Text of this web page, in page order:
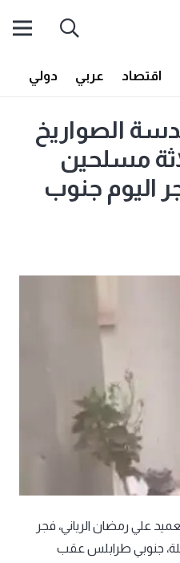
اقتصاد عربي دولي
الصواريخ
مسلحين
اليوم جنوب
علي رمضان الرياني، فجر
جنوبي طرابلس عقب